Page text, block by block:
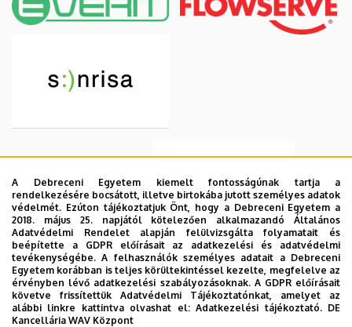
A Debreceni Egyetem kiemelt fontosságúnak tartja a
rendelkezésére bocsátott, illetve birtokába jutott személyes adatok
védelmét. Ezúton tájékoztatjuk Önt, hogy a Debreceni Egyetem a
2018. május 25. napjától kötelezően alkalmazandó Általános
Adatvédelmi Rendelet alapján felülvizsgálta folyamatait és
beépítette a GDPR előírásait az adatkezelési és adatvédelmi
tevékenységébe. A felhasználók személyes adatait a Debreceni
Egyetem korábban is teljes körültekintéssel kezelte, megfelelve az
érvényben lévő adatkezelési szabályozásoknak. A GDPR előírásait
követve frissítettük Adatvédelmi Tájékoztatónkat, amelyet az
alábbi linkre kattintva olvashat el:Adatkezelési tájékoztató. DE
Kancellária WAV Központ